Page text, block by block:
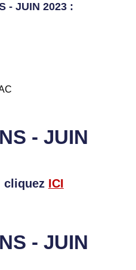
- JUIN 2023 :
- JUIN
cliquez ICI
- JUIN